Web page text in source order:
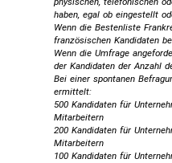
haben, egal ob eingestellt
Wenn die Bestenliste
französischen Kandidaten
Wenn die Umfrage
der Kandidaten der Anzahl
Bei einer spontanen
ermittelt:
500 Kandidaten für
Mitarbeitern
200 Kandidaten für
Mitarbeitern
100 Kandidaten für